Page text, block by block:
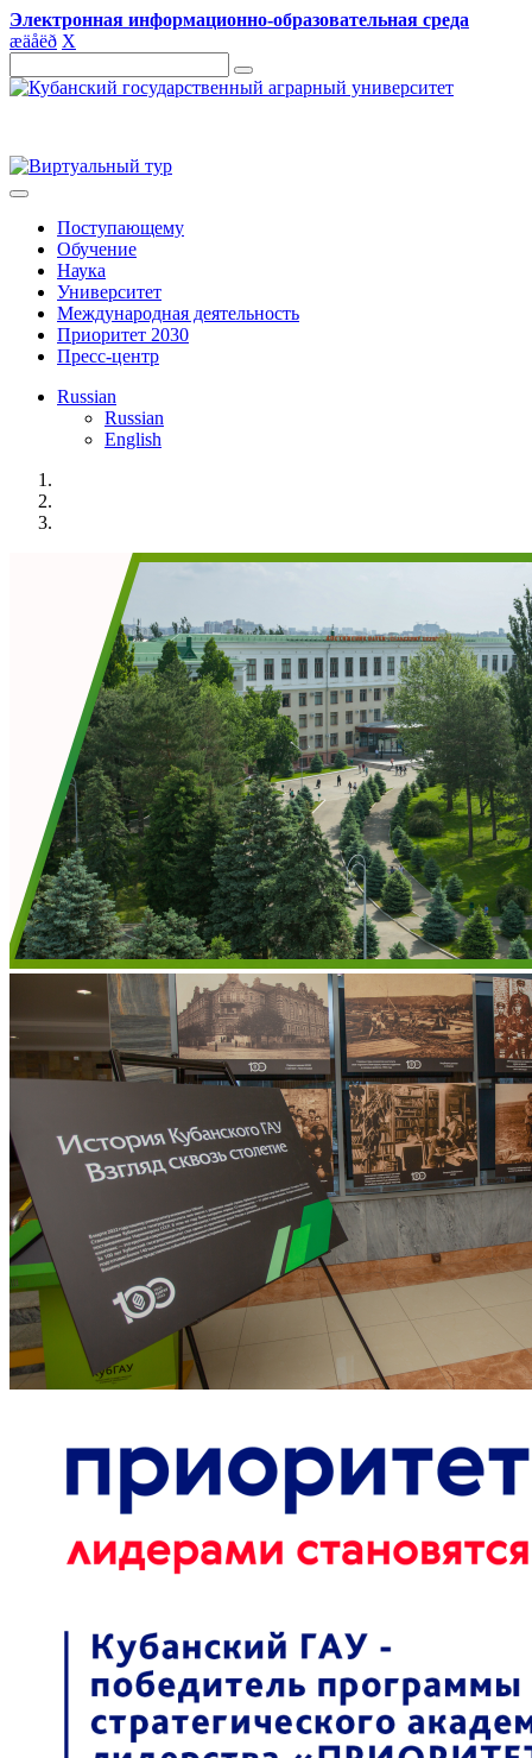
Электронная информационно-образовательная среда
æäåëð X
Поступающему
Обучение
Наука
Университет
Международная деятельность
Приоритет 2030
Пресс-центр
Russian
Russian
English